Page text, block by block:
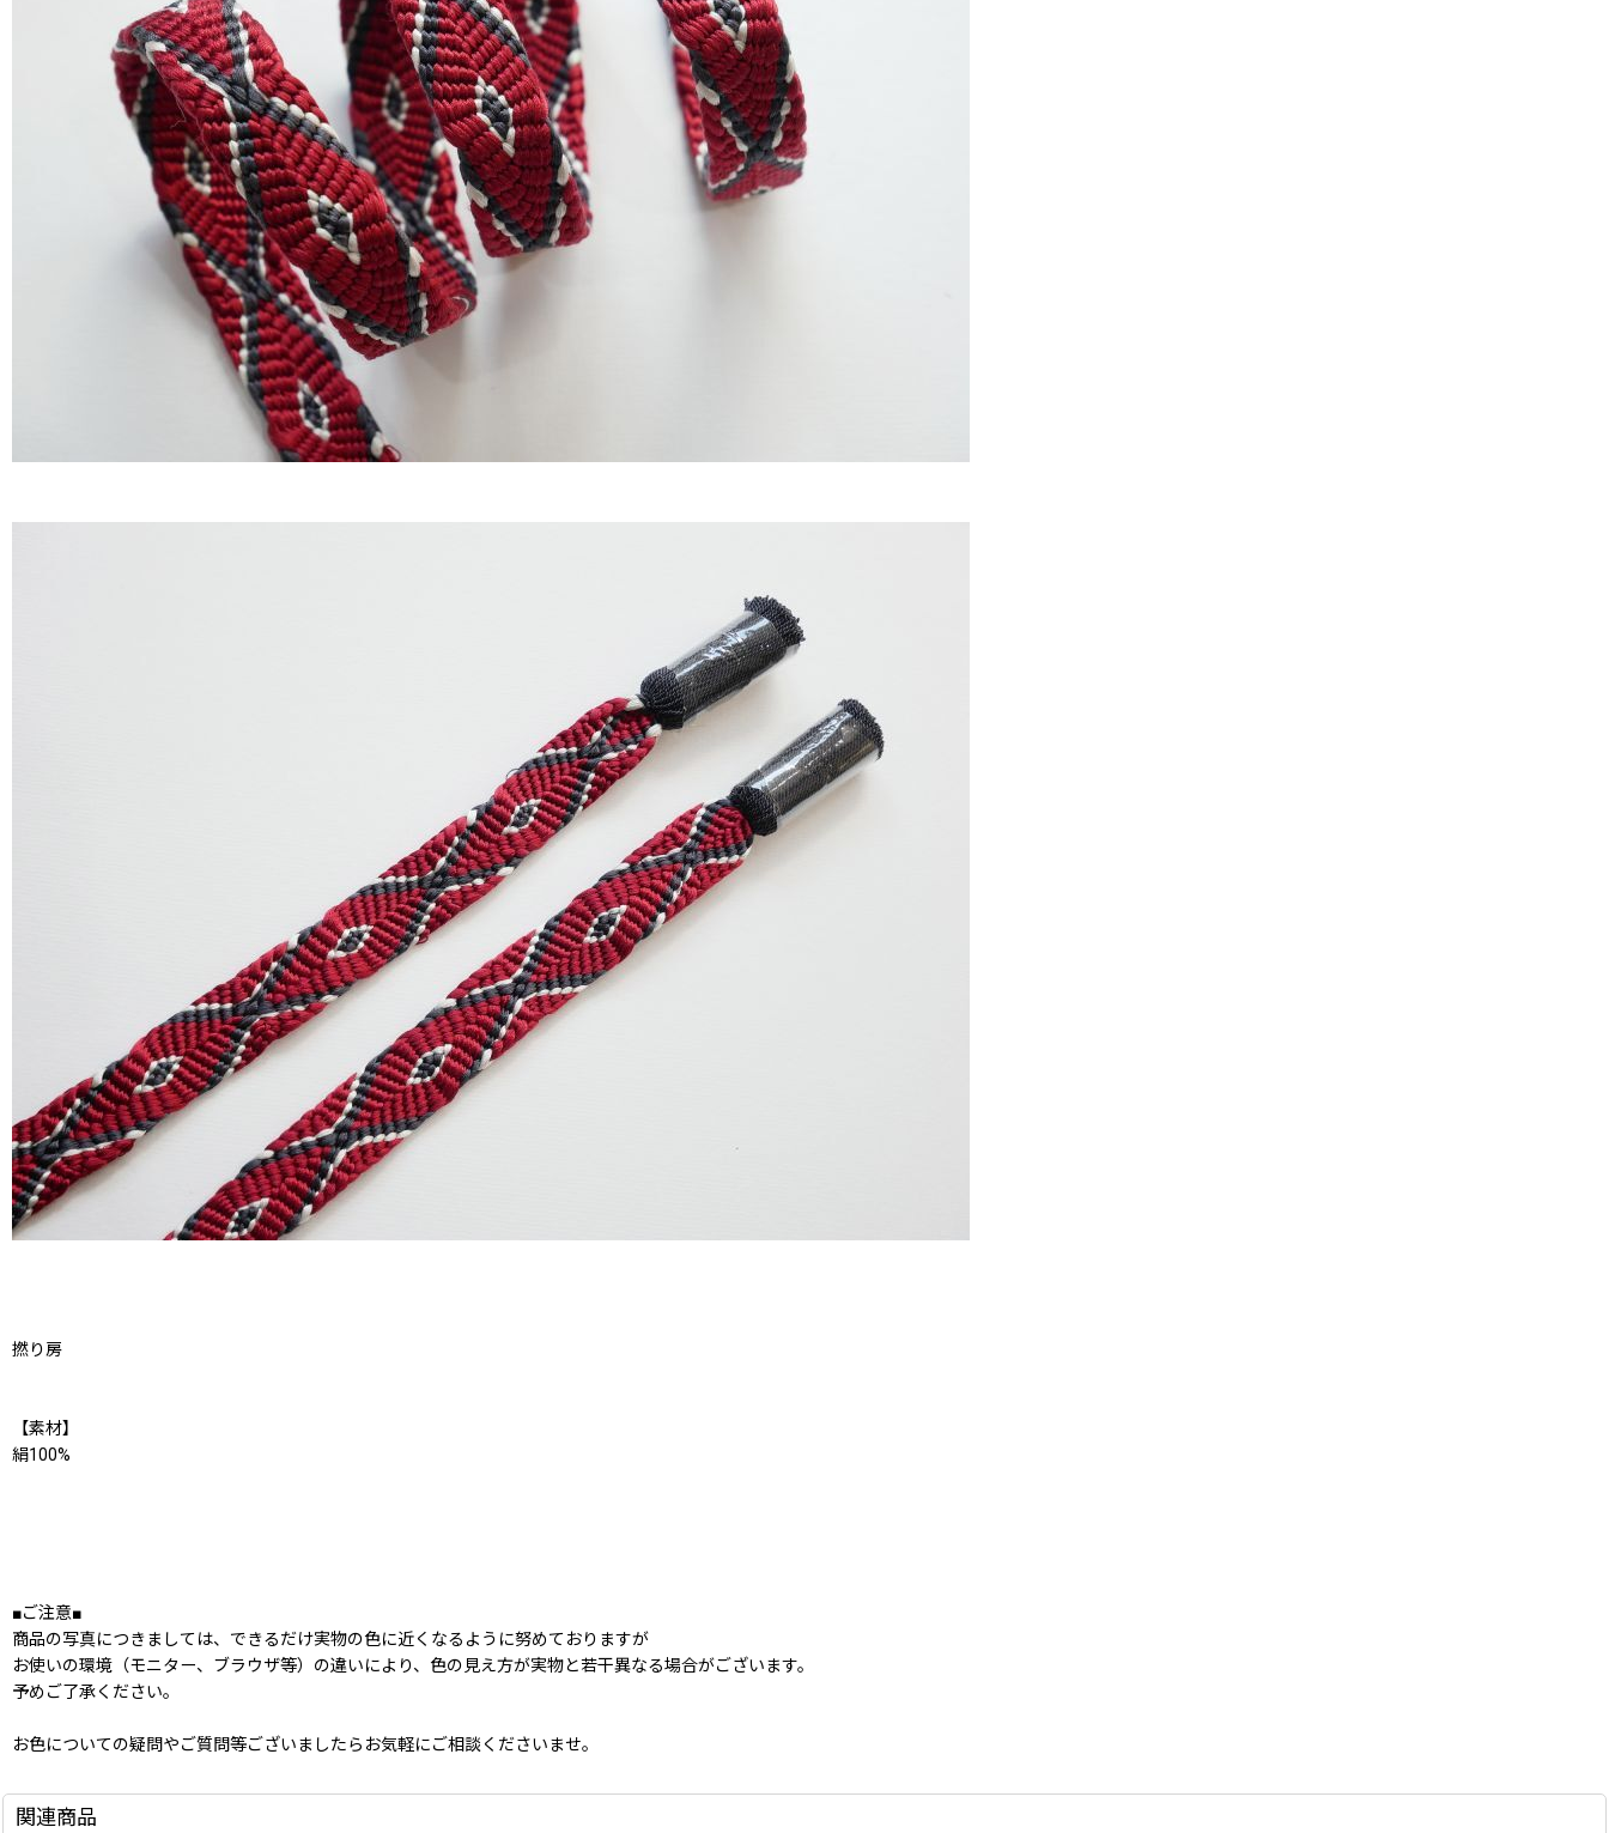
撚り房
【素材】
絹100%
■ご注意■
商品の写真につきましては、できるだけ実物の色に近くなるように努めておりますが
お使いの環境（モニター、ブラウザ等）の違いにより、色の見え方が実物と若干異なる場合がございます。
予めご了承ください。
お色についての疑問やご質問等ございましたらお気軽にご相談くださいませ。
関連商品